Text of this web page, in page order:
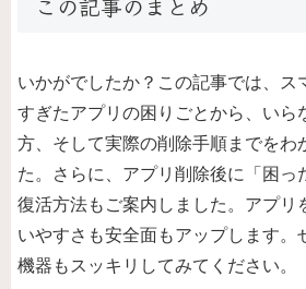
いかがでしたか？この記事では、ス
すぎたアプリの困りごとから、いら
方、そして実際の削除手順までをわ
た。さらに、アプリ削除後に「困っ
復活方法もご案内しました。アプリ
いやすさも安全面もアップします。
機器もスッキリしてみてください。